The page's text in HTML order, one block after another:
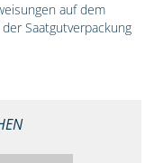
auf dem
Saatgutverpackung